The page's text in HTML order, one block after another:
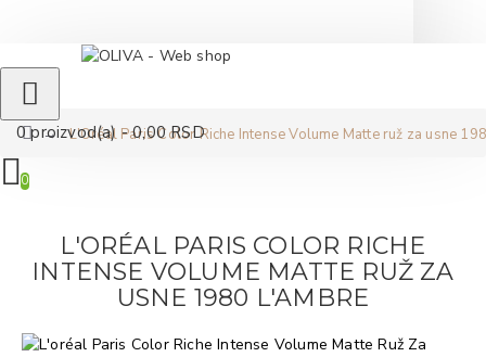
0 proizvod(a) - 0,00 RSD
0
L'Oréal Paris Color Riche Intense Volume Matte ruž za usne
L'ORÉAL PARIS COLOR RICHE
INTENSE VOLUME MATTE RUŽ ZA
USNE 1980 L'AMBRE